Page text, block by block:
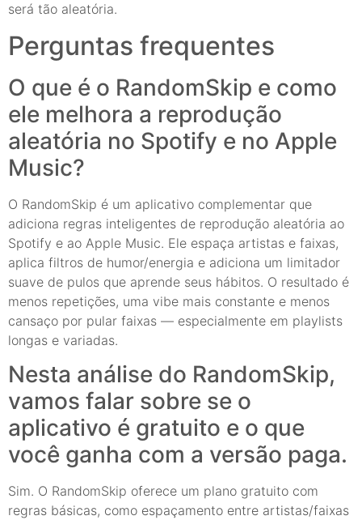
será tão aleatória.
Perguntas frequentes
O que é o RandomSkip e como
ele melhora a reprodução
aleatória no Spotify e no Apple
Music?
O RandomSkip é um aplicativo complementar que
adiciona regras inteligentes de reprodução aleatória ao
Spotify e ao Apple Music. Ele espaça artistas e faixas,
aplica filtros de humor/energia e adiciona um limitador
suave de pulos que aprende seus hábitos. O resultado é
menos repetições, uma vibe mais constante e menos
cansaço por pular faixas — especialmente em playlists
longas e variadas.
Nesta análise do RandomSkip,
vamos falar sobre se o
aplicativo é gratuito e o que
você ganha com a versão paga.
Sim. O RandomSkip oferece um plano gratuito com
regras básicas, como espaçamento entre artistas/faixas